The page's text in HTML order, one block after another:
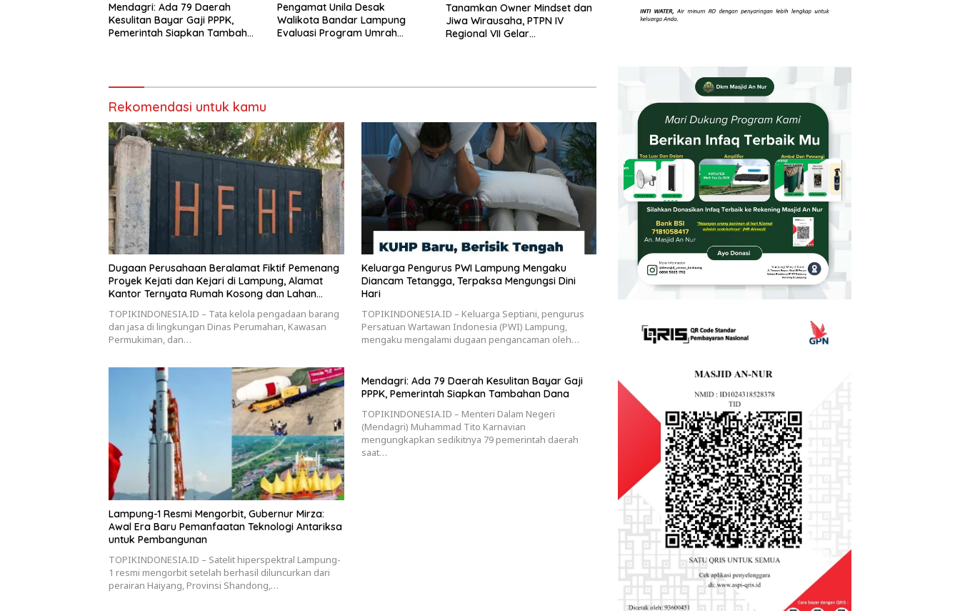
Mendagri: Ada 79 Daerah
Kesulitan Bayar Gaji PPPK,
Pemerintah Siapkan Tambahan
Pengamat Unila Desak
Walikota Bandar Lampung
Evaluasi Program Umrah
Tanamkan Owner Mindset dan
Jiwa Wirausaha, PTPN IV
Regional VII Gelar
Kinerja
Rekomendasi untuk kamu
Dugaan Perusahaan Beralamat Fiktif Pemenang
Proyek Kejati dan Kejari di Lampung, Alamat
Kantor Ternyata Rumah Kosong dan Lahan
TOPIKINDONESIA.ID – Tata kelola pengadaan barang
dan jasa di lingkungan Dinas Perumahan, Kawasan
Permukiman, dan…
Keluarga Pengurus PWI Lampung Mengaku
Diancam Tetangga, Terpaksa Mengungsi Dini
Hari
TOPIKINDONESIA.ID – Keluarga Septiani, pengurus
Persatuan Wartawan Indonesia (PWI) Lampung,
mengaku mengalami dugaan pengancaman oleh…
Lampung-1 Resmi Mengorbit, Gubernur Mirza:
Awal Era Baru Pemanfaatan Teknologi Antariksa
untuk Pembangunan
TOPIKINDONESIA.ID – Satelit hiperspektral Lampung-
1 resmi mengorbit setelah berhasil diluncurkan dari
perairan Haiyang, Provinsi Shandong,…
Mendagri: Ada 79 Daerah Kesulitan Bayar Gaji
PPPK, Pemerintah Siapkan Tambahan Dana
TOPIKINDONESIA.ID – Menteri Dalam Negeri
(Mendagri) Muhammad Tito Karnavian
mengungkapkan sedikitnya 79 pemerintah daerah
saat…